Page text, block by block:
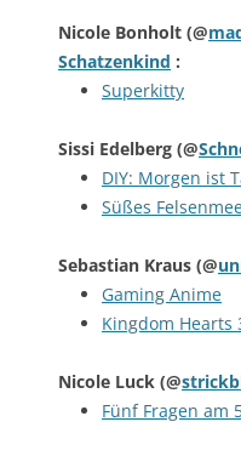
Nicole Bonholt (@
Schatzenkind :
Superkitty
Sissi Edelberg (@
DIY: Morgen ist
Süßes
Sebastian Kraus (@
Gaming Anime
Kingdom Hearts
Nicole Luck (@
Fünf Fragen am